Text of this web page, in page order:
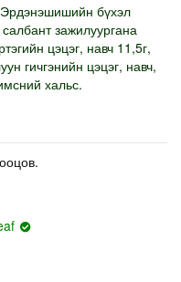
бүхэл
зажилуургана
цэцэг, навч 11,5г,
гичгэнийн цэцэг, навч,
хальс.